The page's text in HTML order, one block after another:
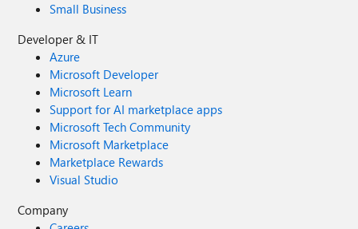
Small Business
Developer & IT
Azure
Microsoft Developer
Microsoft Learn
Support for AI marketplace apps
Microsoft Tech Community
Microsoft Marketplace
Marketplace Rewards
Visual Studio
Company